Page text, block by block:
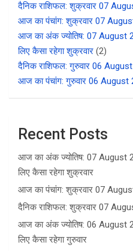
दैनिक राशिफल: शुक्रवार 07
आज का पंचांग: शुक्रवार 07
आज का अंक ज्योतिष: 07 August
लिए कैसा रहेगा शुक्रवार (2)
दैनिक राशिफल: गुरुवार 06
आज का पंचांग: गुरुवार 06 August
Recent Posts
आज का अंक ज्योतिष: 07 August
लिए कैसा रहेगा शुक्रवार
आज का पंचांग: शुक्रवार 07
दैनिक राशिफल: शुक्रवार 07
आज का अंक ज्योतिष: 06 August
लिए कैसा रहेगा गुरुवार